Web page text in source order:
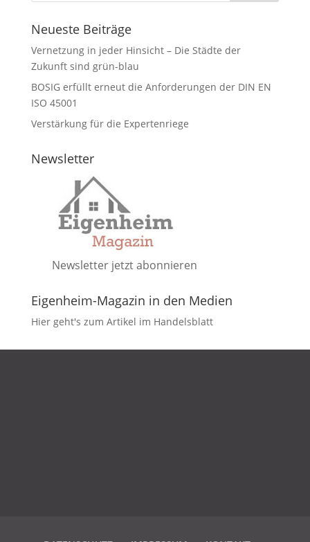
Neueste Beiträge
Vernetzung in jeder Hinsicht – Die Städte der
Zukunft sind grün-blau
BOSIG erfüllt erneut die Anforderungen der DIN EN
ISO 45001
Verstärkung für die Expertenriege
Newsletter
Newsletter jetzt abonnieren
Eigenheim-Magazin in den Medien
Hier geht's zum Artikel im Handelsblatt
DATENSCHUTZ